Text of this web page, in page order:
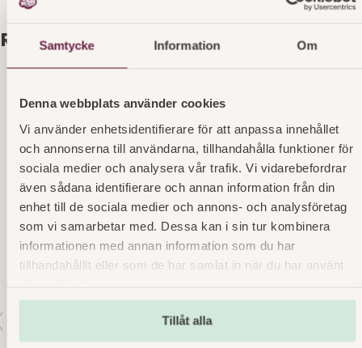
Samtycke Information Om
Denna webbplats använder cookies
Vi använder enhetsidentifierare för att anpassa innehållet
och annonserna till användarna, tillhandahålla funktioner för
sociala medier och analysera vår trafik. Vi vidarebefordrar
även sådana identifierare och annan information från din
enhet till de sociala medier och annons- och analysföretag
som vi samarbetar med. Dessa kan i sin tur kombinera
informationen med annan information som du har
tillhandahållit eller som de har samlat in när du har använt
Tillåt alla
Relaterade produkter
Lyx White Ladybakelse OP
Marsipanbakelse på chokladbotten, fylld med
chokladmousse – en dröm för alla chokladälskare.
Läs mer
art. nr 3867